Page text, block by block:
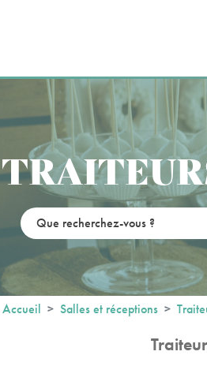
Accueil Salles et réceptions